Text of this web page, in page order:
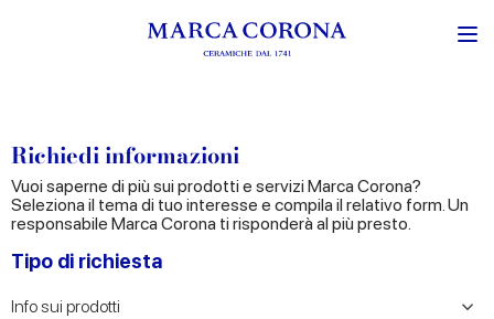
Richiedi informazioni
Vuoi saperne di più sui prodotti e servizi Marca Corona?
Seleziona il tema di tuo interesse e compila il relativo form. Un
responsabile Marca Corona ti risponderà al più presto.
Tipo di richiesta